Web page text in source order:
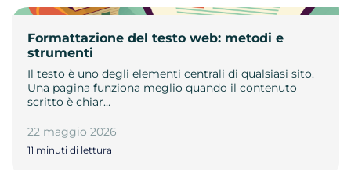
Formattazione del testo web: metodi e
strumenti
Il testo è uno degli elementi centrali di qualsiasi sito.
Una pagina funziona meglio quando il contenuto
scritto è chiar…
22 maggio 2026
11 minuti di lettura